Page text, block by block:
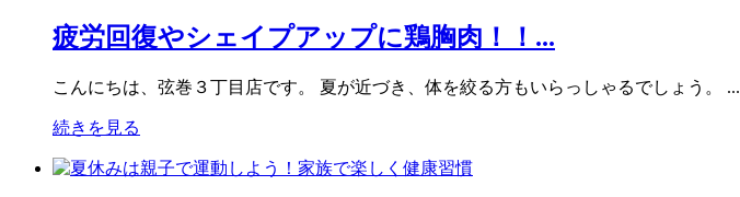
疲労回復やシェイプアップに鶏胸肉！！...
こんにちは、弦巻３丁目店です。 夏が近づき、体を絞る方もいらっしゃるでしょう。 ...
続きを見る